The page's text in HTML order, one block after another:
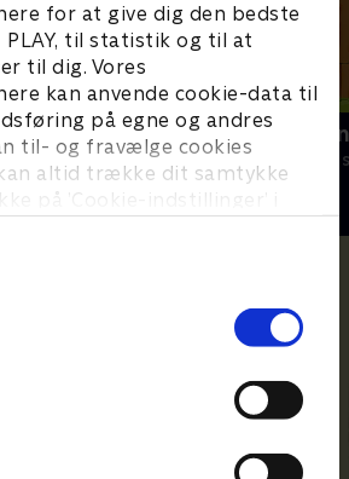
for at give dig den bedste
PLAY, til statistik og til at
til dig. Vores
kan anvende cookie-data til
på egne og andres
til- og fravælge cookies
altid trække dit samtykke
på ’Cookie-indstillinger’ i
Den dag
Børneserier • 2